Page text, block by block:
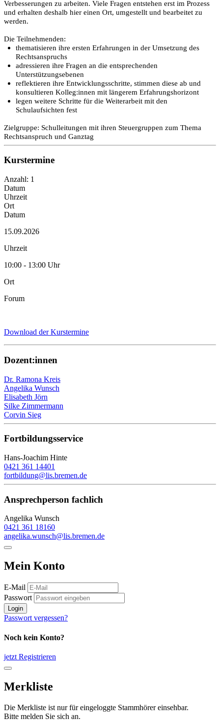
Verbesserungen zu arbeiten. Viele Fragen entstehen erst im Prozess
und erhalten deshalb hier einen Ort, umgestellt und bearbeitet zu
werden.
Die Teilnehmenden:
thematisieren ihre ersten Erfahrungen in der Umsetzung des
Rechtsanspruchs
adressieren ihre Fragen an die entsprechenden
Unterstützungsebenen
reflektieren ihre Entwicklungsschritte, stimmen diese ab und
konsultieren Kolleg:innen mit längerem Erfahrungshorizont
legen weitere Schritte für die Weiterarbeit mit den
Schulaufsichten fest
Zielgruppe: Schulleitungen mit ihren Steuergruppen zum Thema
Rechtsanspruch und Ganztag
Kurstermine
Anzahl: 1
Datum
Uhrzeit
Ort
Datum
15.09.2026
Uhrzeit
10:00 - 13:00 Uhr
Ort
Forum
Download der Kurstermine
Dozent:innen
Dr. Ramona Kreis
Angelika Wunsch
Elisabeth Jörn
Silke Zimmermann
Corvin Sieg
Fortbildungsservice
Hans-Joachim Hinte
0421 361 14401
fortbildung@lis.bremen.de
Ansprechperson fachlich
Angelika Wunsch
0421 361 18160
angelika.wunsch@lis.bremen.de
Mein Konto
E-Mail
Passwort
Login
Passwort vergessen?
Noch kein Konto?
jetzt Registrieren
Merkliste
Die Merkliste ist nur für eingeloggte Stammhörer einsehbar.
Bitte melden Sie sich an.